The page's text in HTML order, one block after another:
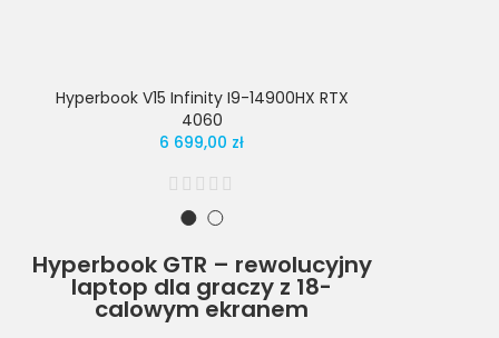
Hyperbook V15 Infinity I9-14900HX RTX
4060
6 699,00 zł
Hyperbook GTR – rewolucyjny
laptop dla graczy z 18-
calowym ekranem